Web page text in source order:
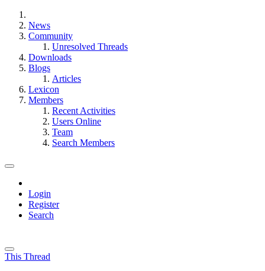
News
Community
Unresolved Threads
Downloads
Blogs
Articles
Lexicon
Members
Recent Activities
Users Online
Team
Search Members
Login
Register
Search
This Thread